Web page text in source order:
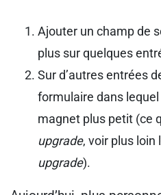
Ajouter un champ de
plus sur quelques
Sur d’autres entrées
formulaire dans
magnet plus petit (ce
upgrade, voir plus loin
upgrade).